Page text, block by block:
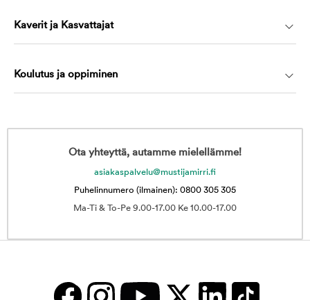
Kaverit ja Kasvattajat
Koulutus ja oppiminen
Ota yhteyttä, autamme mielellämme!
asiakaspalvelu@mustijamirri.fi
Puhelinnumero (ilmainen): 0800 305 305
Ma-Ti & To-Pe 9.00-17.00 Ke 10.00-17.00